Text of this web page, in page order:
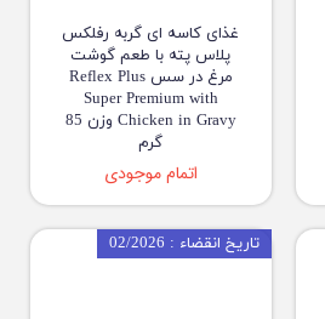
غذای کاسه ای گربه رفلکس
پلاس پته با طعم گوشت
مرغ در سس Reflex Plus
Super Premium with
Chicken in Gravy وزن 85
گرم
اتمام موجودی
تاریخ انقضاء : 02/2026